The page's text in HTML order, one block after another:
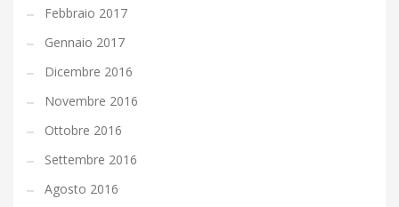
Febbraio 2017
Gennaio 2017
Dicembre 2016
Novembre 2016
Ottobre 2016
Settembre 2016
Agosto 2016